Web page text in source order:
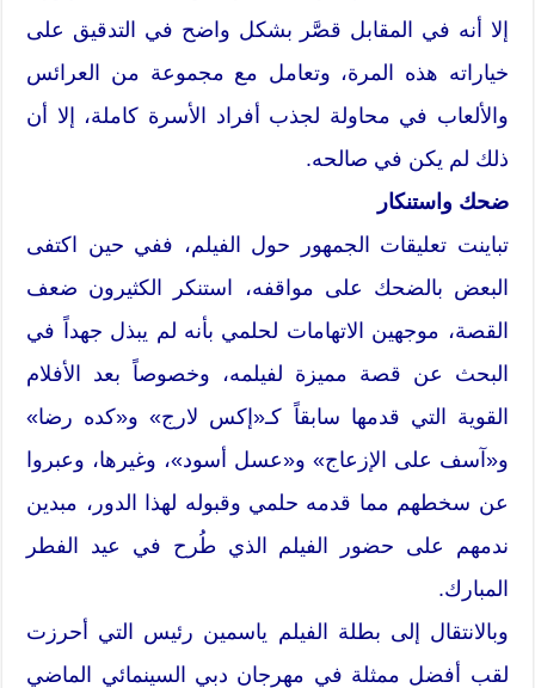
إلا أنه في المقابل قصَّر بشكل واضح في التدقيق على
خياراته هذه المرة، وتعامل مع مجموعة من العرائس
والألعاب في محاولة لجذب أفراد الأسرة كاملة، إلا أن
ذلك لم يكن في صالحه.
ضحك واستنكار
تباينت تعليقات الجمهور حول الفيلم، ففي حين اكتفى
البعض بالضحك على مواقفه، استنكر الكثيرون ضعف
القصة، موجهين الاتهامات لحلمي بأنه لم يبذل جهداً في
البحث عن قصة مميزة لفيلمه، وخصوصاً بعد الأفلام
القوية التي قدمها سابقاً كـ«إكس لارج» و«كده رضا»
و«آسف على الإزعاج» و«عسل أسود»، وغيرها، وعبروا
عن سخطهم مما قدمه حلمي وقبوله لهذا الدور، مبدين
ندمهم على حضور الفيلم الذي طُرح في عيد الفطر
المبارك.
وبالانتقال إلى بطلة الفيلم ياسمين رئيس التي أحرزت
لقب أفضل ممثلة في مهرجان دبي السينمائي الماضي